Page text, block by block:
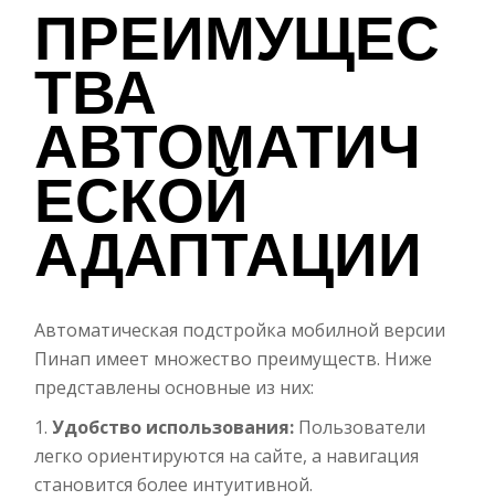
ПРЕИМУЩЕС
ТВА
АВТОМАТИЧ
ЕСКОЙ
АДАПТАЦИИ
Автоматическая подстройка мобилной версии
Пинап имеет множество преимуществ. Ниже
представлены основные из них:
Удобство использования: Пользователи
легко ориентируются на сайте, а навигация
становится более интуитивной.